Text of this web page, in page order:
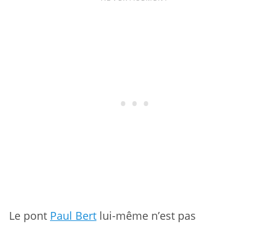
Le pont Paul Bert lui-même n’est pas